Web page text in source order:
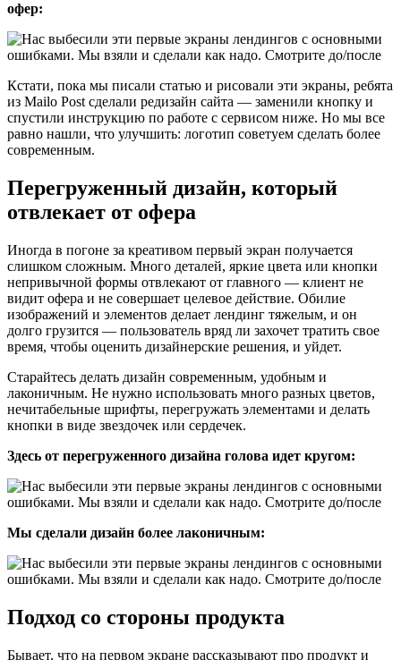
офер:
Кстати, пока мы писали статью и рисовали эти экраны, ребята
из Mailo Post сделали редизайн сайта — заменили кнопку и
спустили инструкцию по работе с сервисом ниже. Но мы все
равно нашли, что улучшить: логотип советуем сделать более
современным.
Перегруженный дизайн, который
отвлекает от офера
Иногда в погоне за креативом первый экран получается
слишком сложным. Много деталей, яркие цвета или кнопки
непривычной формы отвлекают от главного — клиент не
видит офера и не совершает целевое действие. Обилие
изображений и элементов делает лендинг тяжелым, и он
долго грузится — пользователь вряд ли захочет тратить свое
время, чтобы оценить дизайнерские решения, и уйдет.
Старайтесь делать дизайн современным, удобным и
лаконичным. Не нужно использовать много разных цветов,
нечитабельные шрифты, перегружать элементами и делать
кнопки в виде звездочек или сердечек.
Здесь от перегруженного дизайна голова идет кругом:
Мы сделали дизайн более лаконичным:
Подход со стороны продукта
Бывает, что на первом экране рассказывают про продукт и